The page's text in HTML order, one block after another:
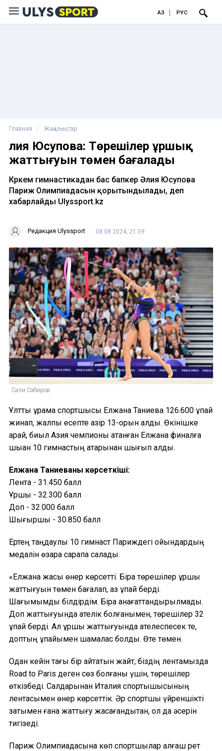
ҚАЗ РУС
Главная Жаңалықтар
Әлия Юсупова: Төрешілер ұршық
жаттығуын төмен бағалады
Көркем гимнастикадан бас бапкер Әлия Юсупова
Париж Олимпиадасын қорытындылады, деп
хабарлайды Ulyssport.kz
Редакция Ulyssport 08.08.2024, 21:59
Сали Сабиров
Ұлттық құрама спортшысы Елжана Таниева 126.600 ұпай
жинап, жалпы есепте қазір 13-орын алды. Өкінішке
қарай, биыл Азия чемпионы атанған Елжана финалға
шыққан 10 гимнастың қатарынан шығып қалды.
Елжана Таниеваның көрсеткіші:
Лента - 31.450 балл
Ұршық - 32.300 балл
Доп - 32.000 балл
Шығыршық - 30.850 балл
Ертең таңдаулы 10 гимнаст Париждегі ойындардың
медалін өзара сарапқа салады.
«Елжана жақсы өнер көрсетті. Бірақ төрешілер ұршық
жаттығуын төмен бағалап, аз ұпай берді.
Шағымымды білдірдім. Бірақ қанағаттандырылмады.
Доп жаттығуында қателік болғанымен, төрешілер 32
ұпай берді. Ал ұршық жаттығуында қателеспесек те,
доптың ұпайымен шамалас болды. Өте төмен.
Одан кейін тағы бір айтатын жайт, біздің лентамызда
Road to Paris деген сөз болғаны үшін, төрешілер
өткізбеді. Салдарынан Италия спортышысының
лентасымен өнер көрсеттік. Әр спортшы үйреншікті
затымен ғана жаттығу жасағандықтан, ол да әсерін
тигізеді.
Париж Олимпиадасына көп спортшылар алғаш рет